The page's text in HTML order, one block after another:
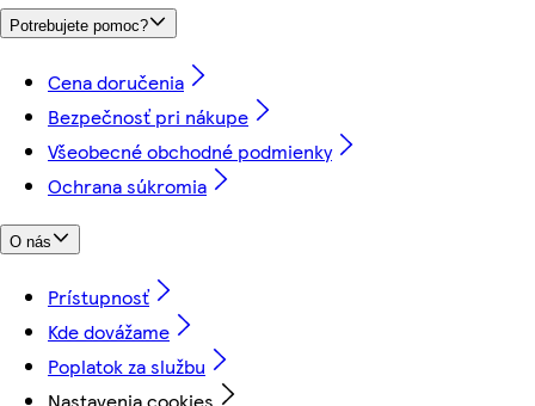
Potrebujete pomoc?
Cena doručenia
Bezpečnosť pri nákupe
Všeobecné obchodné podmienky
Ochrana súkromia
O nás
Prístupnosť
Kde dovážame
Poplatok za službu